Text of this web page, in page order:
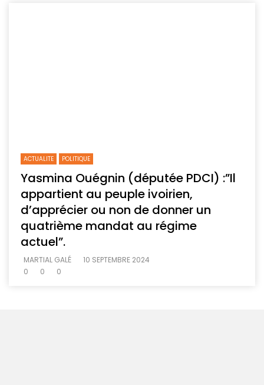
ACTUALITE POLITIQUE
Yasmina Ouégnin (députée PDCI) :”Il
appartient au peuple ivoirien,
d’apprécier ou non de donner un
quatrième mandat au régime
actuel”.
MARTIAL GALÉ
10 SEPTEMBRE 2024
0
0 0